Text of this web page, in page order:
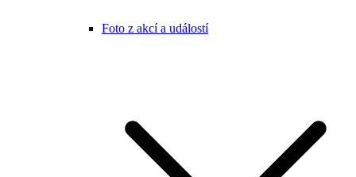
Foto z akcí a událostí